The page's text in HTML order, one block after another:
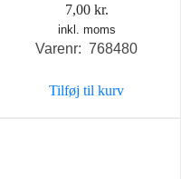
7,00 kr.
inkl. moms
Varenr: 768480
Tilføj til kurv